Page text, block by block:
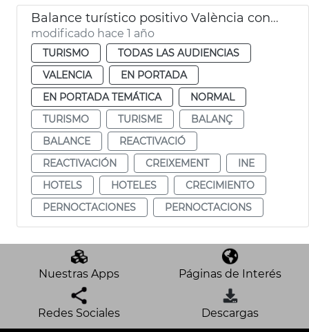
Balance turístico positivo València con un 10 % más de pernoctaciones en 2024
modificado hace 1 año
TURISMO
TODAS LAS AUDIENCIAS
VALENCIA
EN PORTADA
EN PORTADA TEMÁTICA
NORMAL
TURISMO
TURISME
BALANÇ
BALANCE
REACTIVACIÓ
REACTIVACIÓN
CREIXEMENT
INE
HOTELS
HOTELES
CRECIMIENTO
PERNOCTACIONES
PERNOCTACIONS
Nuestras Apps Páginas de Interés
Redes Sociales Descargas